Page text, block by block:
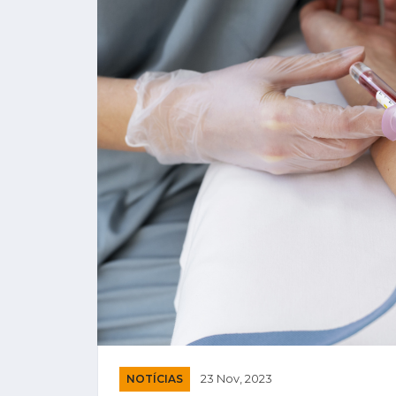
NOTÍCIAS 23 Nov, 2023